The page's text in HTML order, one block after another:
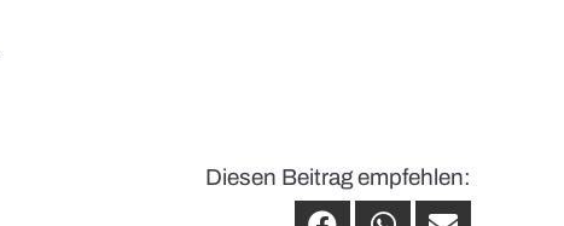
Diesen Beitrag empfehlen: